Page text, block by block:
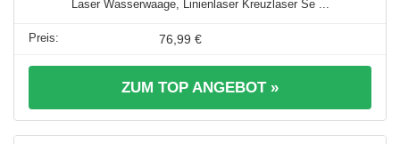
Laser Wasserwaage, Linienlaser Kreuzlaser Se ...
76,99 €
ZUM TOP ANGEBOT »